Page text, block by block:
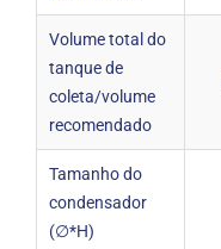
Volume total do
tanque de
coleta/volume
recomendado
Tamanho do
condensador
(∅*H)